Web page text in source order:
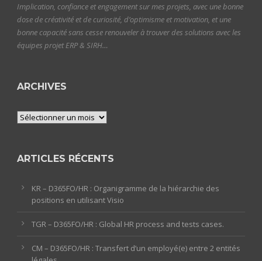
Implication, confiance et engagement sur mes projets, avec une bonne
dose de créativité et de curiosité, d’optimisme et motivation, et une
bonne capacité sans cesse renouveler à trouver des solutions avec les
équipes projet ERP & SIRH…
ARCHIVES
Archives
ARTICLES RÉCENTS
KR – D365FO/HR : Organigramme de la hiérarchie des
positions en utilisant Visio
TGR – D365FO/HR : Global HR process and tests cases.
CM – D365FO/HR : Transfert d’un employé(e) entre 2 entités